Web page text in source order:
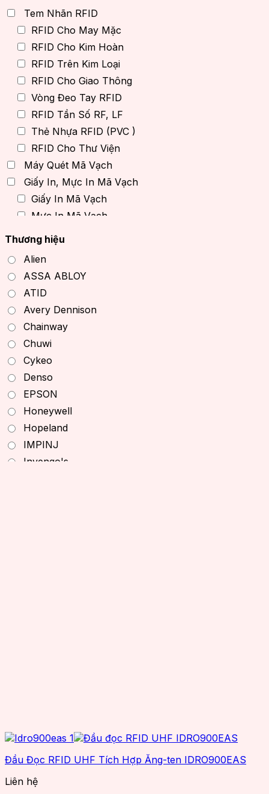
Tem Nhãn RFID
RFID Cho May Mặc
RFID Cho Kim Hoàn
RFID Trên Kim Loại
RFID Cho Giao Thông
Vòng Đeo Tay RFID
RFID Tần Số RF, LF
Thẻ Nhựa RFID (PVC )
RFID Cho Thư Viện
Máy Quét Mã Vạch
Giấy In, Mực In Mã Vạch
Giấy In Mã Vạch
Mực In Mã Vạch
Máy In Decal, Máy In Cầm Tay
Thiết bị RFID
Máy Quét RFID Cầm Tay
Máy In RFID Để Bàn
Đầu Đọc Thẻ RFID
Đầu Đọc RFID Cố Định
Đầu Đọc RFID Desktop
Ăng Ten RFID
Thiết Bị RFID TSL
Thiết Bị RFID Chainway
Sản Phẩm Khác
Thiết Bị Văn Phòng
Máy In
Máy In Để Bàn
Thương hiệu
Alien
ASSA ABLOY
ATID
Avery Dennison
Chainway
Chuwi
Cykeo
Denso
EPSON
Honeywell
Hopeland
IMPINJ
Invengo's
Zebra
Đầu Đọc RFID UHF Tích Hợp Ăng-ten IDRO900EAS
Liên hệ